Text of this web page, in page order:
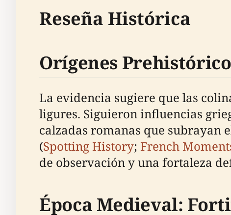
Reseña Histórica
Orígenes
La evidencia sugiere que las
ligures. Siguieron influencias
calzadas romanas que subrayan
(Spotting History; French
de observación y una fortaleza
Época Medieval: